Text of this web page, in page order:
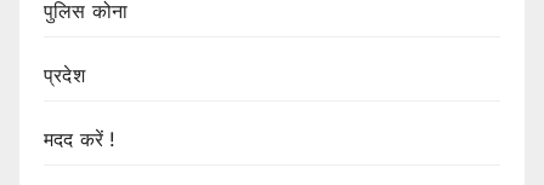
पुलिस कोना
प्रदेश
मदद करें !